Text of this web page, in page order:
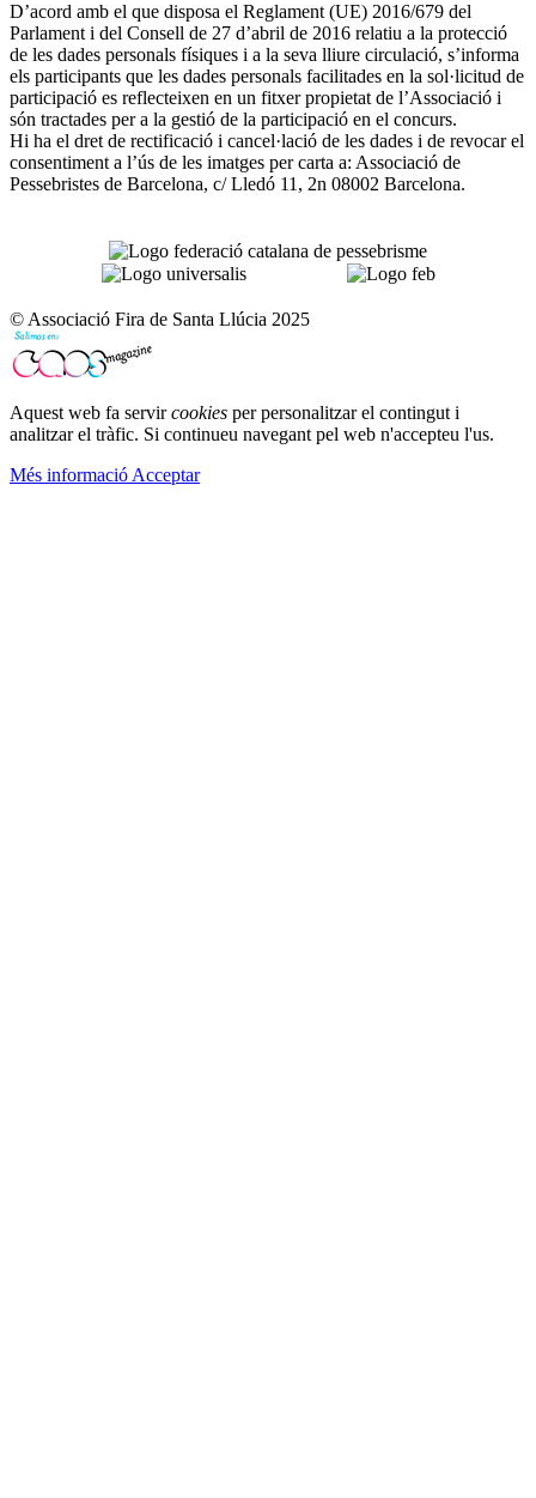
D’acord amb el que disposa el Reglament (UE) 2016/679 del
Parlament i del Consell de 27 d’abril de 2016 relatiu a la protecció
de les dades personals físiques i a la seva lliure circulació, s’informa
els participants que les dades personals facilitades en la sol·licitud de
participació es reflecteixen en un fitxer propietat de l’Associació i
són tractades per a la gestió de la participació en el concurs.
Hi ha el dret de rectificació i cancel·lació de les dades i de revocar el
consentiment a l’ús de les imatges per carta a: Associació de
Pessebristes de Barcelona, c/ Lledó 11, 2n 08002 Barcelona.
© Associació Fira de Santa Llúcia 2025
Aquest web fa servircookies per personalitzar el contingut i
analitzar el tràfic. Si continueu navegant pel web n'accepteu l'us.
Més informació Acceptar